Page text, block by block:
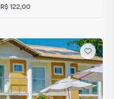
R$ 122,00